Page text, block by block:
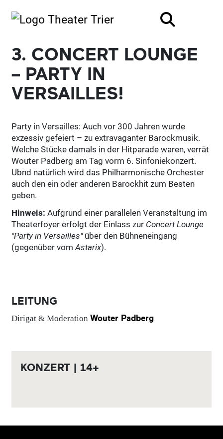
3. CONCERT LOUNGE
– PARTY IN
VERSAILLES!
Party in Versailles: Auch vor 300 Jahren wurde
exzessiv gefeiert – zu extravaganter Barockmusik.
Welche Stücke damals in der Hitparade waren, verrät
Wouter Padberg am Tag vorm 6. Sinfoniekonzert.
Ubnd natürlich wird das Philharmonische Orchester
auch den ein oder anderen Barockhit zum Besten
geben.
Hinweis: Aufgrund einer parallelen Veranstaltung im
Theaterfoyer erfolgt der Einlass zur Concert Lounge
"Party in Versailles"über den Bühneneingang
(gegenüber vomAstarix).
LEITUNG
Dirigat & Moderation Wouter Padberg
KONZERT | 14+